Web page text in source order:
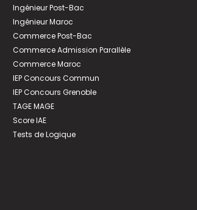
Ingénieur Post-Bac
Ingénieur Maroc
Commerce Post-Bac
Commerce Admission Parallèle
Commerce Maroc
IEP Concours Commun
IEP Concours Grenoble
TAGE MAGE
Score IAE
Tests de Logique